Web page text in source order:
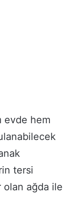
evde hem
tersi
olan ağda ile